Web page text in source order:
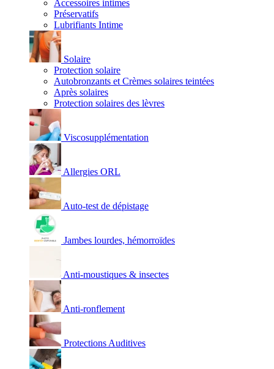
Accessoires intimes
Préservatifs
Lubrifiants Intime
Solaire
Protection solaire
Autobronzants et Crèmes solaires teintées
Après solaires
Protection solaires des lèvres
Viscosupplémentation
Allergies ORL
Auto-test de dépistage
Jambes lourdes, hémorroïdes
Anti-moustiques & insectes
Anti-ronflement
Protections Auditives